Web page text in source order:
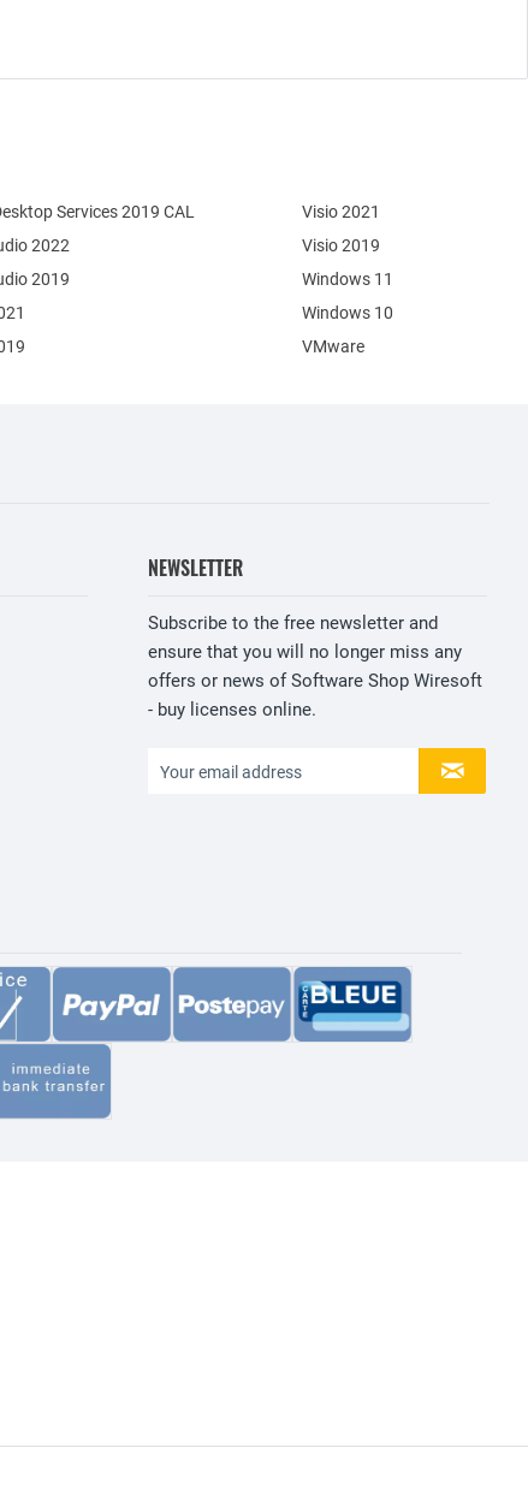
Services 2019 CAL
2022
2019
Visio 2021
Visio 2019
Windows 11
Windows 10
VMware
NEWSLETTER
Subscribe to the free newsletter and
ensure that you will no longer miss any
offers or news of Software Shop Wiresoft
- buy licenses online.